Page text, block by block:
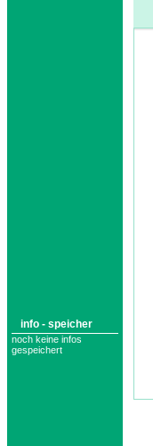
info - speicher
noch keine infos
gespeichert